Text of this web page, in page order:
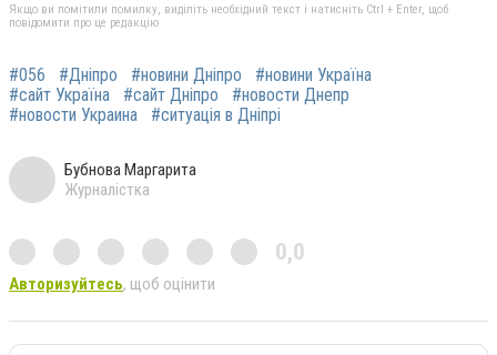
Якщо ви помітили помилку, виділіть необхідний текст і натисніть Ctrl + Enter, щоб
повідомити про це редакцію
#056 #Дніпро #новини Дніпро
#новини Україна
#сайт Україна
#сайт Дніпро
#новости Днепр
#новости Украина
#ситуація в Дніпрі
Бубнова Маргарита
Журналістка
0,0
Авторизуйтесь, щоб оцінити